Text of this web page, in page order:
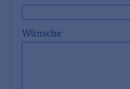
Wünsche